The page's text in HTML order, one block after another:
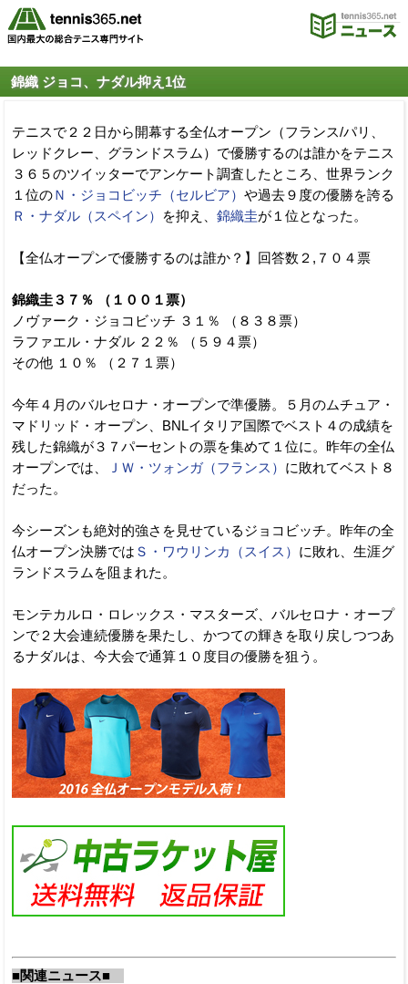
錦織 ジョコ、ナダル抑え1位
テニスで２２日から開幕する全仏オープン（フランス/パリ、
レッドクレー、グランドスラム）で優勝するのは誰かをテニス
３６５のツイッターでアンケート調査したところ、世界ランク
１位のＮ・ジョコビッチ（セルビア） や過去９度の優勝を誇る
Ｒ・ナダル（スペイン）
を抑え、 錦織圭が１位となった。
【全仏オープンで優勝するのは誰か？】回答数２,７０４票
錦織圭３７％ （１００１票）
ノヴァーク・ジョコビッチ ３１％ （８３８票）
ラファエル・ナダル ２２％ （５９４票）
その他 １０％ （２７１票）
今年４月のバルセロナ・オープンで準優勝。５月のムチュア・
マドリッド・オープン、BNLイタリア国際でベスト４の成績を
残した錦織が３７パーセントの票を集めて１位に。昨年の全仏
オープンでは、
ＪＷ・ツォンガ（フランス） に敗れてベスト８
だった。
今シーズンも絶対的強さを見せているジョコビッチ。昨年の全
仏オープン決勝では Ｓ・ワウリンカ（スイス） に敗れ、生涯グ
ランドスラムを阻まれた。
モンテカルロ・ロレックス・マスターズ、バルセロナ・オープ
ンで２大会連続優勝を果たし、かつての輝きを取り戻しつつあ
るナダルは、今大会で通算１０度目の優勝を狙う。
■関連ニュース■